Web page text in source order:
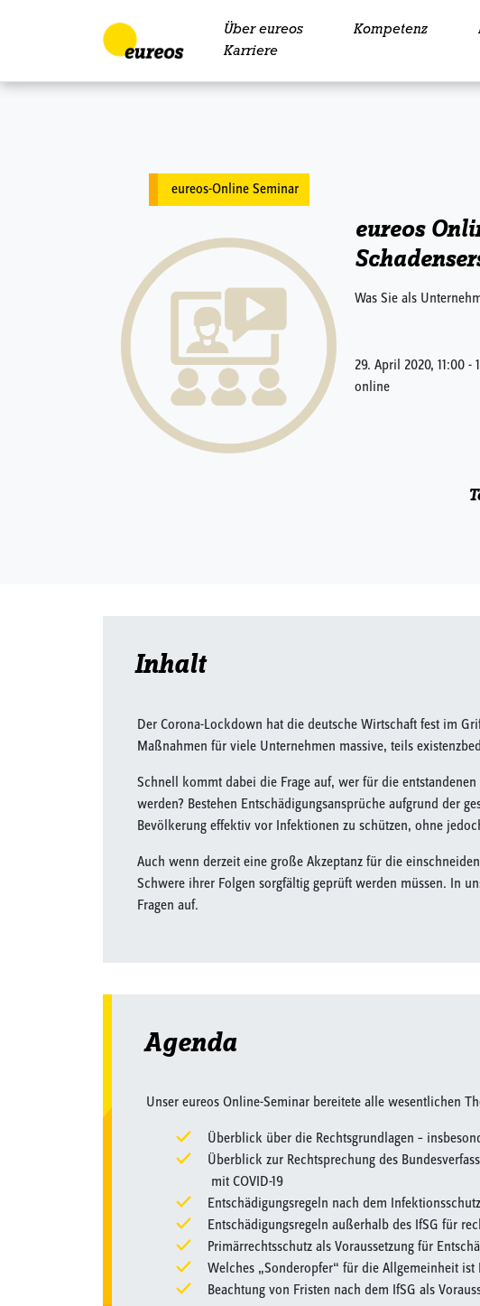
Über eureos Kompetenz
Karriere
eureos-Online Seminar
eureos
Was Sie als
29. April 2020, 11:00 -
online
Inhalt
Der Corona-Lockdown hat die deutsche Wirtschaft fest im
Maßnahmen für viele Unternehmen massive, teils
Schnell kommt dabei die Frage auf, wer für die
werden? Bestehen Entschädigungsansprüche aufgrund der
Bevölkerung effektiv vor Infektionen zu schützen, ohne
Auch wenn derzeit eine große Akzeptanz für die
Schwere ihrer Folgen sorgfältig geprüft werden müssen. In
Fragen auf.
Agenda
Unser eureos Online-Seminar bereitete alle wesentlichen
Überblick über die Rechtsgrundlagen –
Überblick zur Rechtsprechung des
mit COVID-19
Entschädigungsregeln nach dem
Entschädigungsregeln außerhalb des IfSG für
Primärrechtsschutz als Voraussetzung für
Welches „Sonderopfer“ für die Allgemeinheit
Beachtung von Fristen nach dem IfSG als